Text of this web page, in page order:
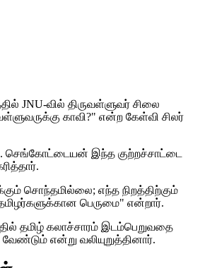
JNU-வில் திருவள்ளுவர் சிலை
காவி?" என்ற கேள்வி சிலர்
செங்கோட்டையன் இந்த குற்றச்சாட்டை
சொந்தமில்லை; எந்த நிறத்திற்கும்
பெருமை" என்றார்.
தமிழ் கலாச்சாரம் இடம்பெறுவதை
என்று வலியுறுத்தினார்.